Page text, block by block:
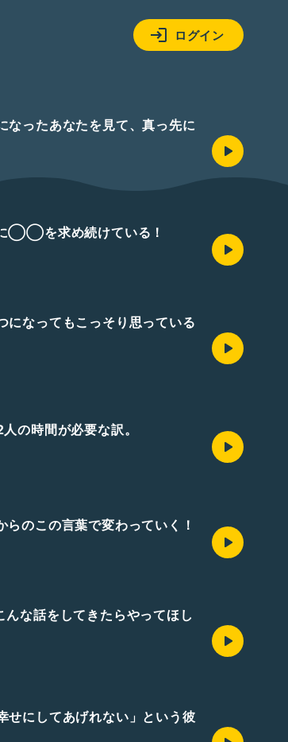
ログイン
ったあなたを見て、真っ先に
◯◯を求め続けている！
なってもこっそり思っている
の時間が必要な訳。
のこの言葉で変わっていく！
な話をしてきたらやってほし
にしてあげれない」という彼